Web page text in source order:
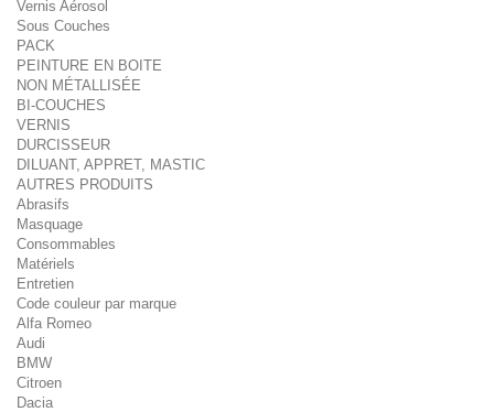
Vernis Aérosol
Sous Couches
PACK
PEINTURE EN BOITE
NON MÉTALLISÉE
BI-COUCHES
VERNIS
DURCISSEUR
DILUANT, APPRET, MASTIC
AUTRES PRODUITS
Abrasifs
Masquage
Consommables
Matériels
Entretien
Code couleur par marque
Alfa Romeo
Audi
BMW
Citroen
Dacia